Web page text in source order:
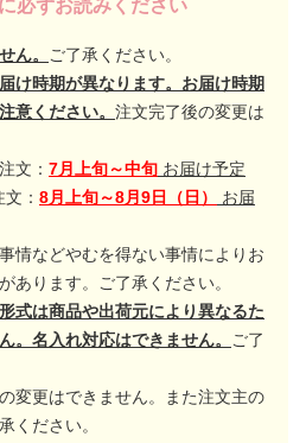
必ずお読みください
ん。
ご了承ください。
け時期が異なります。お届け時期
意ください。 注文完了後の変更は
文： 7月上旬～中旬 お届け予定
： 8月上旬～8月9日（日）
お届
情などやむを得ない事情によりお
あります。ご了承ください。
式は商品や出荷元により異なるた
。名入れ対応はできません。
ご了
変更はできません。また注文主の
ください。